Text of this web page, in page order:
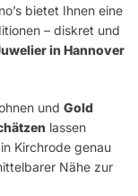
bietet Ihnen eine
– diskret und
in Hannover
und Gold
lassen
in Kirchrode genau
Nähe zur